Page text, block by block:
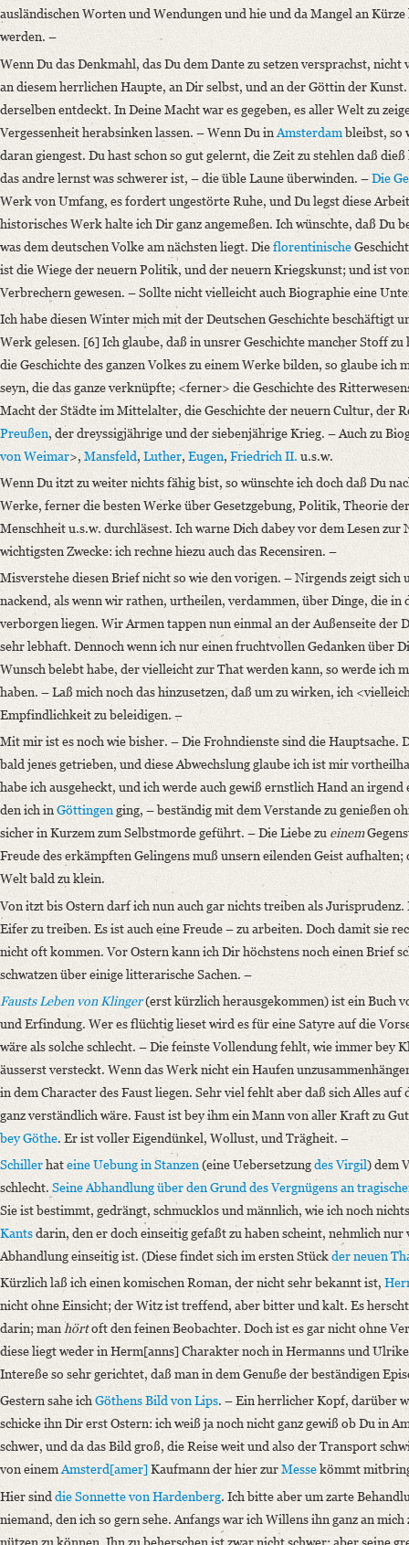
ausländischen Worten und Wendungen und hie und da Mangel an
werden. –
Wenn Du das Denkmahl, das Du dem Dante zu setzen versprachst,
an diesem herrlichen Haupte, an Dir selbst, und an der Göttin der
derselben entdeckt. In Deine Macht war es gegeben, es aller Welt zu
Vergessenheit herabsinken lassen. – Wenn Du in Amsterdambleibst, so
daran giengest. Du hast schon so gut gelernt, die Zeit zu stehlen daß
das andre lernst was schwerer ist, – die üble Laune überwinden. –Die
Werk von Umfang, es fordert ungestörte Ruhe, und Du legst diese
historisches Werk halte ich Dir ganz angemeßen. Ich wünschte, daß Du
was dem deutschen Volke am nächsten liegt. Dieflorentinische
ist die Wiege der neuern Politik, und der neuern Kriegskunst; und ist
Verbrechern gewesen. – Sollte nicht vielleicht auch Biographie eine
Ich habe diesen Winter mich mit der Deutschen Geschichte beschäftigt
Werk gelesen. [6] Ich glaube, daß in unsrer Geschichte mancher Stoff
die Geschichte des ganzen Volkes zu einem Werke bilden, so glaube
seyn, die das ganze verknüpfte; <ferner> die Geschichte des
Macht der Städte im Mittelalter, die Geschichte der neuern Cultur, der
Preußen, der dreyssigjährige und der siebenjährige Krieg. – Auch zu
vonWeimar>, Mansfeld, Luther, Eugen, Friedrich II. u.s.w.
Wenn Du itzt zu weiter nichts fähig bist, so wünschte ich doch daß Du
Werke, ferner die besten Werke über Gesetzgebung, Politik, Theorie
Menschheit u.s.w. durchläsest. Ich warne Dich dabey vor dem Lesen zur
wichtigsten Zwecke: ich rechne hiezu auch das Recensiren. –
Misverstehe diesen Brief nicht so wie den vorigen. – Nirgends zeigt sich
nackend, als wenn wir rathen, urtheilen, verdammen, über Dinge, die in
verborgen liegen. Wir Armen tappen nun einmal an der Außenseite der
sehr lebhaft. Dennoch wenn ich nur einen fruchtvollen Gedanken über
Wunsch belebt habe, der vielleicht zur That werden kann, so werde ich
haben. – Laß mich noch das hinzusetzen, daß um zu wirken, ich
Empfindlichkeit zu beleidigen. –
Mit mir ist es noch wie bisher. – Die Frohndienste sind die Hauptsache.
bald jenes getrieben, und diese Abwechslung glaube ich ist mir
habe ich ausgeheckt, und ich werde auch gewiß ernstlich Hand an
den ich in Göttingenging, – beständig mit dem Verstande zu genießen
sicher in Kurzem zum Selbstmorde geführt. – Die Liebe zu einem
Freude des erkämpften Gelingens muß unsern eilenden Geist
Welt bald zu klein.
Von itzt bis Ostern darf ich nun auch gar nichts treiben als
Eifer zu treiben. Es ist auch eine Freude – zu arbeiten. Doch damit sie
nicht oft kommen. Vor Ostern kann ich Dir höchstens noch einen Brief
schwatzen über einige litterarische Sachen. –
Fausts Leben von Klinger(erst kürzlich herausgekommen) ist ein Buch
und Erfindung. Wer es flüchtig lieset wird es für eine Satyre auf die
wäre als solche schlecht. – Die feinste Vollendung fehlt, wie immer bey
äusserst versteckt. Wenn das Werk nicht ein Haufen
in dem Character des Faust liegen. Sehr viel fehlt aber daß sich Alles
ganz verständlich wäre. Faust ist bey ihm ein Mann von aller Kraft zu
bey Göthe. Er ist voller Eigendünkel, Wollust, und Trägheit. –
Schillerhateine Uebung in Stanzen(eine Uebersetzungdes Virgil) dem
schlecht. Seine Abhandlung über den Grund des Vergnügens an
Sie ist bestimmt, gedrängt, schmucklos und männlich, wie ich noch
Kantsdarin, den er doch einseitig gefaßt zu haben scheint, nehmlich
Abhandlung einseitig ist. (Diese findet sich im ersten Stückder neuen
Kürzlich laß ich einen komischen Roman, der nicht sehr bekannt ist,
nicht ohne Einsicht; der Witz ist treffend, aber bitter und kalt. Es
darin; man hörtoft den feinen Beobachter. Doch ist es gar nicht ohne
diese liegt weder in Herm[anns] Charakter noch in Hermanns und
Intereße so sehr gerichtet, daß man in dem Genuße der beständigen
Gestern sahe ich Göthens Bild vonLips. – Ein herrlicher Kopf, darüber
schicke ihn Dir erst Ostern: ich weiß ja noch nicht ganz gewiß ob Du in
schwer, und da das Bild groß, die Reise weit und also der Transport
von einemAmsterd[amer]Kaufmann der hier zurMessekömmt
Hier sind die Sonnette vonHardenberg. Ich bitte aber um zarte
niemand, den ich so gern sehe. Anfangs war ich Willens ihn ganz an
nützen zu können. Ihn zu beherschen ist zwar nicht schwer; aber seine